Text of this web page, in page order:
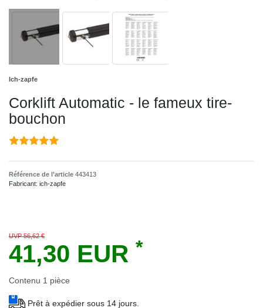
Ich-zapfe
Corklift Automatic - le fameux tire-
bouchon
Référence de l’article 443413
Fabricant: ich-zapfe
UVP 56,62 €
41,30 EUR *
Contenu 1 pièce
Prêt à expédier sous 14 jours.